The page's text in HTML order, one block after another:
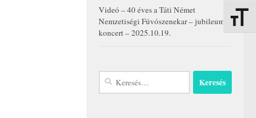
Videó – 40 éves a Táti Német
Nemzetiségi Fúvószenekar – jubileumi
koncert – 2025.10.19.
Keresés: